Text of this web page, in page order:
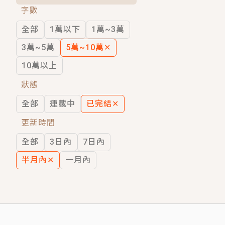
穿越｜《穿越遠古後成了野人娘子》你
字數
全部
1萬以下
1萬~3萬
3萬~5萬
5萬~10萬 ✕
10萬以上
狀態
全部
連載中 已完結✕
更新時間
全部
3日內
7日內
半月內 ✕ 一月內